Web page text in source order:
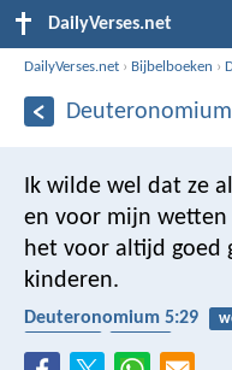
DailyVerses.net
DailyVerses.net › Bijbelboeken ›
Ik wilde wel dat ze
en voor mijn wetten
het voor altijd goed
kinderen.
Deuteronomium 5:29